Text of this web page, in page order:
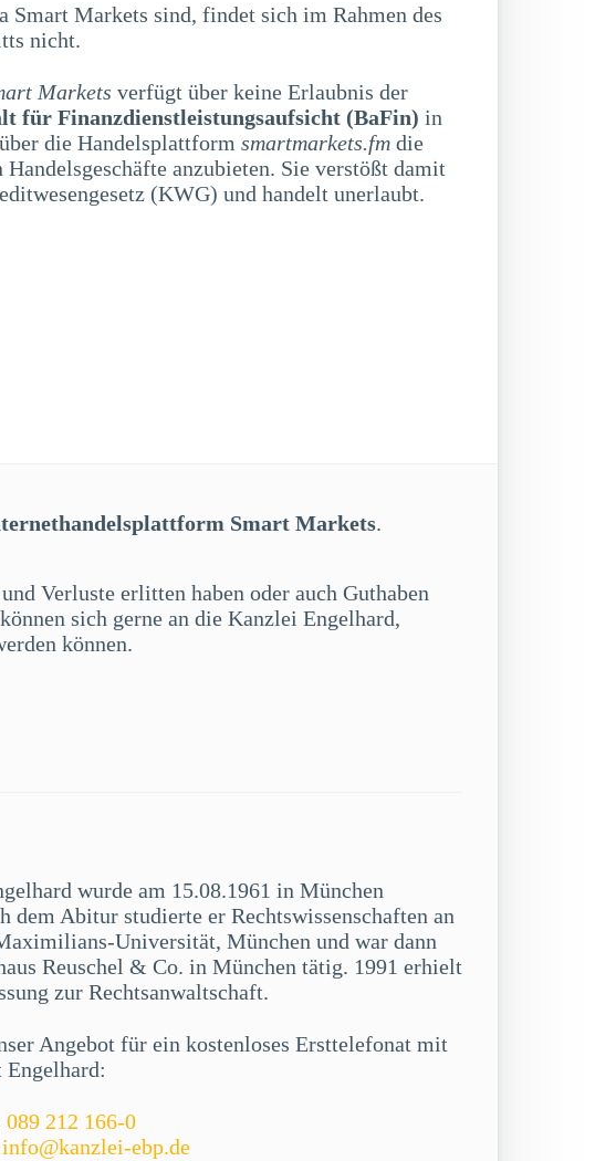
Smart Markets sind, findet sich im Rahmen des
nicht.
Markets verfügt über keine Erlaubnis der
für Finanzdienstleistungsaufsicht (BaFin) in
die Handelsplattform smartmarkets.fm die
Handelsgeschäfte anzubieten. Sie verstößt damit
(KWG) und handelt unerlaubt.
Smart Markets.
Verluste erlitten haben oder auch Guthaben
sich gerne an die Kanzlei Engelhard,
können.
wurde am 15.08.1961 in München
dem Abitur studierte er Rechtswissenschaften an
Universität, München und war dann
Reuschel & Co. in München tätig. 1991 erhielt
zur Rechtsanwaltschaft.
Angebot für ein kostenloses Ersttelefonat mit
Engelhard:
089 212 166-0
info@kanzlei-ebp.de